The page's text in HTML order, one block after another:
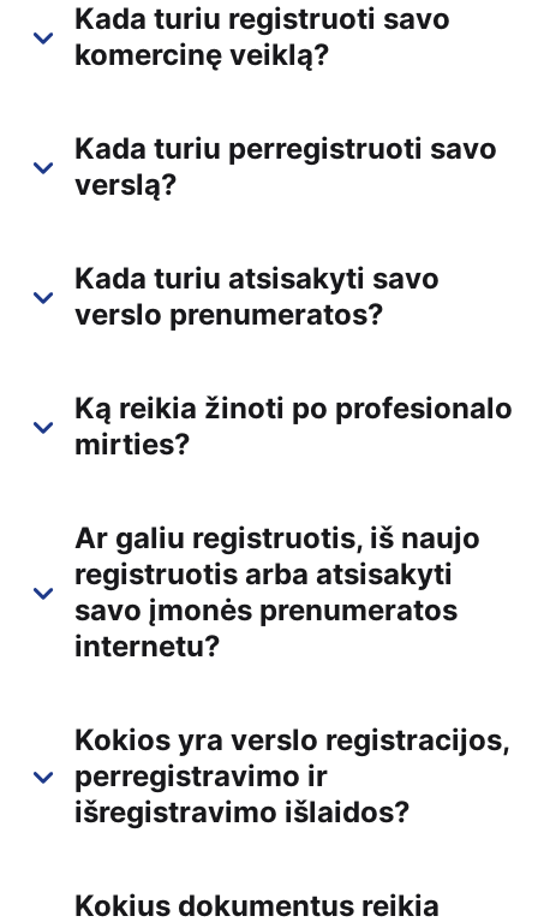
Kada turiu registruoti savo
komercinę veiklą?
Kada turiu perregistruoti savo
verslą?
Kada turiu atsisakyti savo
verslo prenumeratos?
Ką reikia žinoti po profesionalo
mirties?
Ar galiu registruotis, iš naujo
registruotis arba atsisakyti
savo įmonės prenumeratos
internetu?
Kokios yra verslo registracijos,
perregistravimo ir
išregistravimo išlaidos?
Kokius dokumentus reikia